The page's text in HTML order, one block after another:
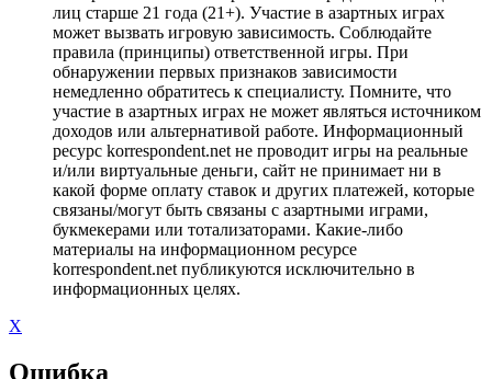
лиц старше 21 года (21+). Участие в азартных играх
может вызвать игровую зависимость. Соблюдайте
правила (принципы) ответственной игры. При
обнаружении первых признаков зависимости
немедленно обратитесь к специалисту. Помните, что
участие в азартных играх не может являться источником
доходов или альтернативой работе. Информационный
ресурс korrespondent.net не проводит игры на реальные
и/или виртуальные деньги, сайт не принимает ни в
какой форме оплату ставок и других платежей, которые
связаны/могут быть связаны с азартными играми,
букмекерами или тотализаторами. Какие-либо
материалы на информационном ресурсе
korrespondent.net публикуются исключительно в
информационных целях.
X
Ошибка